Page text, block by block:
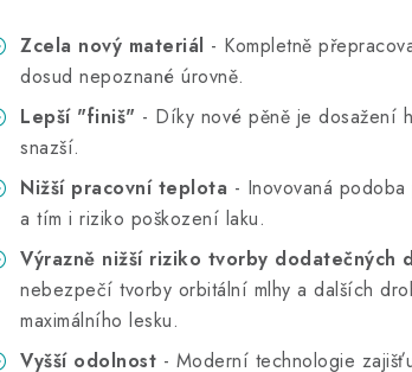
Zcela nový materiál - Kompletně
dosud nepoznané úrovně.
Lepší "finiš" - Díky nové pěně je dosažení
snazší.
Nižší pracovní teplota - Inovovaná
a tím i riziko poškození laku.
Výrazně nižší riziko tvorby dodatečných
nebezpečí tvorby orbitální mlhy a dalších
maximálního lesku.
Vyšší odolnost - Moderní technologie